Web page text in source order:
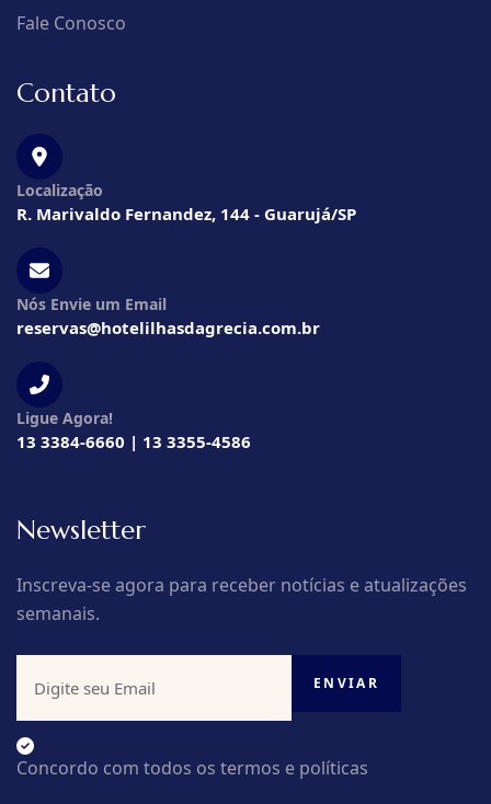
Fale Conosco
Contato
Localização
R. Marivaldo Fernandez, 144 - Guarujá/SP
Nós Envie um Email
reservas@hotelilhasdagrecia.com.br
Ligue Agora!
13 3384-6660 | 13 3355-4586
Newsletter
Inscreva-se agora para receber notícias e atualizações
semanais.
Concordo com todos os termos e políticas